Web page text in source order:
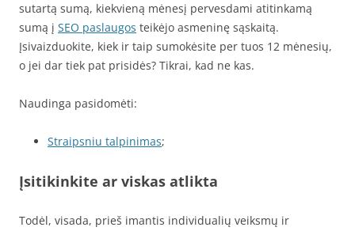
sutartą sumą, kiekvieną mėnesį pervesdami atitinkamą
sumą į SEO paslaugos teikėjo asmeninę sąskaitą.
Įsivaizduokite, kiek ir taip sumokėsite per tuos 12 mėnesių,
o jei dar tiek pat prisidės? Tikrai, kad ne kas.
Naudinga pasidomėti:
Straipsniu talpinimas;
Įsitikinkite ar viskas atlikta
Todėl, visada, prieš imantis individualių veiksmų ir